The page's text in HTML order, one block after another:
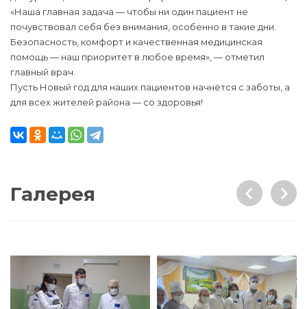
«Наша главная задача — чтобы ни один пациент не
почувствовал себя без внимания, особенно в такие дни.
Безопасность, комфорт и качественная медицинская
помощь — наш приоритет в любое время», — отметил
главный врач.
Пусть Новый год для наших пациентов начнётся с заботы, а
для всех жителей района — со здоровья!
Галерея